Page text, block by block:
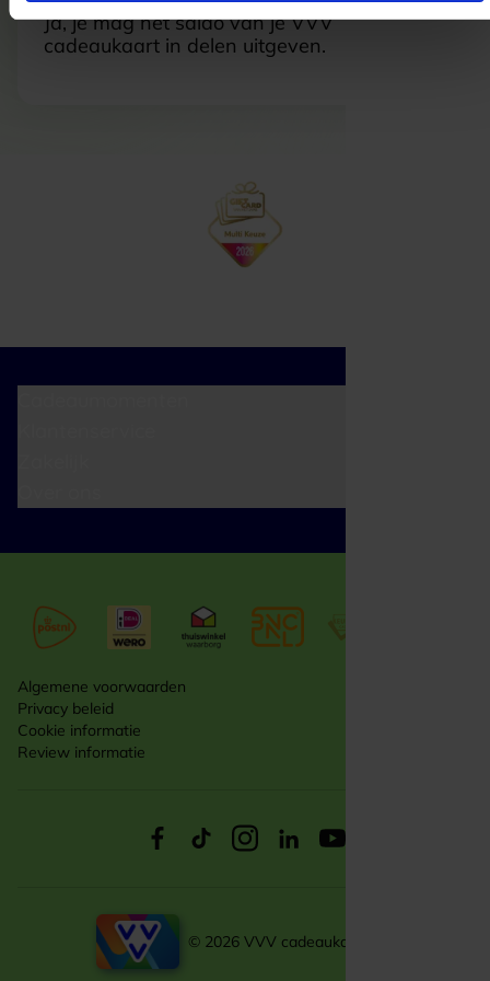
Ja, je mag het saldo van je VVV
cadeaukaart in delen uitgeven.
Algemene voorwaarden
Privacy beleid
Cookie informatie
Review informatie
© 2026 VVV cadeaukaarten